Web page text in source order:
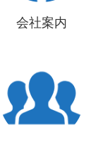
会社案内